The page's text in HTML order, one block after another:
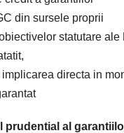
din sursele proprii
statutare ale
directa in
prudential al